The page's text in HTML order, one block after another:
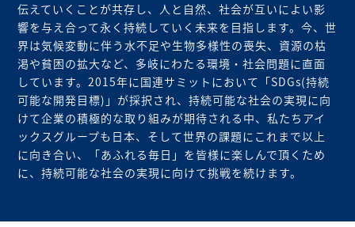
伝えていくことが共存し、人と自然、社会が互いによい影
響を与え合って永く持続していく未来を目指します。今、世
界は気候変動に伴う水不足や生物多様性の喪失、資源の枯
渇や貧困の拡大など、多岐にわたる環境・社会問題に直面
しています。2015年に国連サミットにおいて「SDGs(持続
可能な開発目標)」が採択され、持続可能な社会の実現に向
けて企業の積極的な取り組みが期待される中、私たちアイ
ックスグループも日本、そして世界の課題にこれまで以上
に向き合い、「あふれる毎日」を皆様に楽しんで頂くため
に、持続可能な社会の実現に向けて挑戦を続けます。